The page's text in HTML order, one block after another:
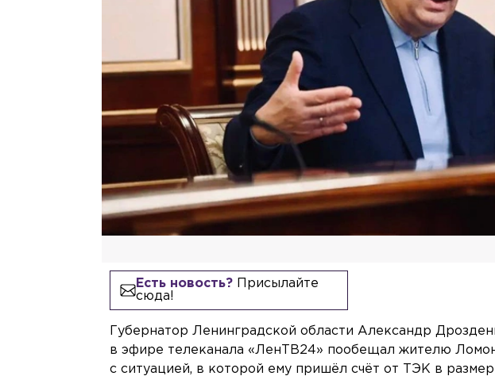
Есть новость?Присылайте
сюда!
Губернатор Ленинградской области Александр
в эфире телеканала «ЛенТВ24» пообещал жителю
с ситуацией, в которой ему пришёл счёт от ТЭК в